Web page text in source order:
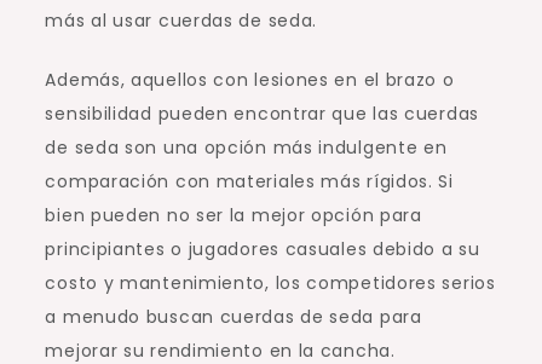
más al usar cuerdas de seda.
Además, aquellos con lesiones en el brazo o
sensibilidad pueden encontrar que las cuerdas
de seda son una opción más indulgente en
comparación con materiales más rígidos. Si
bien pueden no ser la mejor opción para
principiantes o jugadores casuales debido a su
costo y mantenimiento, los competidores serios
a menudo buscan cuerdas de seda para
mejorar su rendimiento en la cancha.